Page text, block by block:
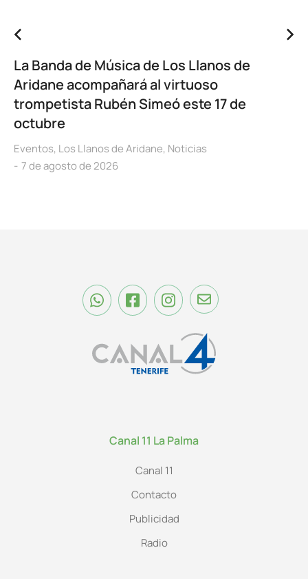
La Banda de Música de Los Llanos de
Aridane acompañará al virtuoso
trompetista Rubén Simeó este 17 de
octubre
Eventos, Los Llanos de Aridane, Noticias
7 de agosto de 2026
Canal 11 La Palma
Canal 11
Contacto
Publicidad
Radio